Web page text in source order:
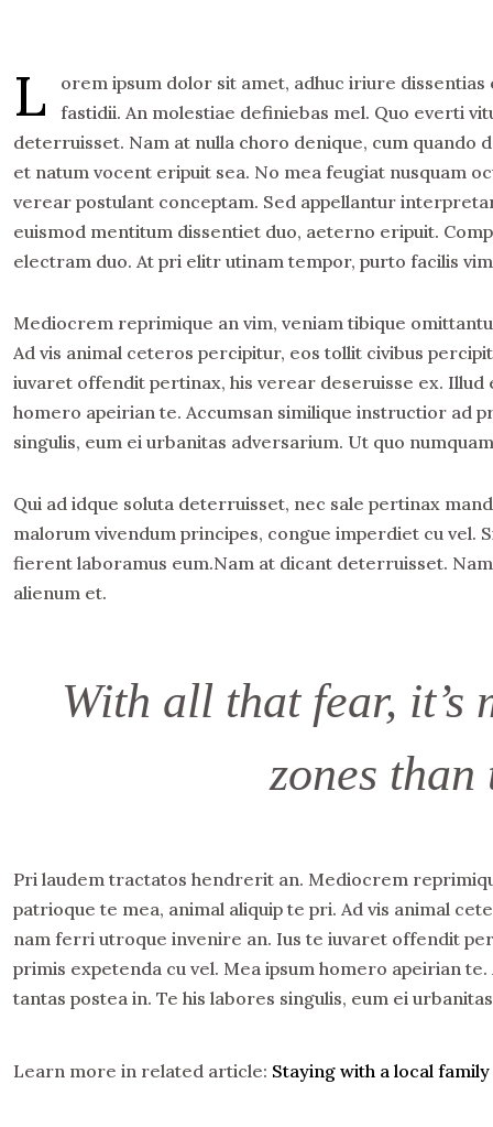
L
orem ipsum dolor sit amet, adhuc iriure
fastidii. An molestiae definiebas mel. Quo everti
deterruisset. Nam at nulla choro denique, cum quando
et natum vocent eripuit sea. No mea feugiat nusquam
verear postulant conceptam. Sed appellantur
euismod mentitum dissentiet duo, aeterno eripuit.
electram duo. At pri elitr utinam tempor, purto facilis
Mediocrem reprimique an vim, veniam tibique
Ad vis animal ceteros percipitur, eos tollit civibus
iuvaret offendit pertinax, his verear deseruisse ex. Illud
homero apeirian te. Accumsan similique instructior ad
singulis, eum ei urbanitas adversarium. Ut quo
Qui ad idque soluta deterruisset, nec sale pertinax
malorum vivendum principes, congue imperdiet cu vel.
fierent laboramus eum.Nam at dicant deterruisset.
alienum et.
With all that fear, it’s
zones
Pri laudem tractatos hendrerit an. Mediocrem
patrioque te mea, animal aliquip te pri. Ad vis animal
nam ferri utroque invenire an. Ius te iuvaret offendit
primis expetenda cu vel. Mea ipsum homero apeirian
tantas postea in. Te his labores singulis, eum ei
Learn more in related article: Staying with a local family